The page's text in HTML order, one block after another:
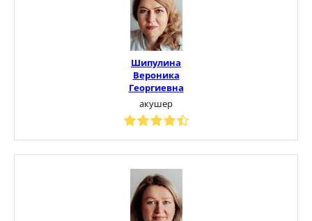
Шипулина
Вероника
Георгиевна
акушер